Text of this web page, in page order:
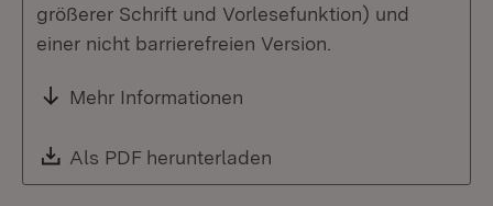
größerer Schrift und Vorlesefunktion) und
einer nicht barrierefreien Version.
Mehr Informationen
Download:
Als PDF herunterladen